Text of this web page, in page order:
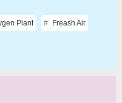
Plant Freash Air